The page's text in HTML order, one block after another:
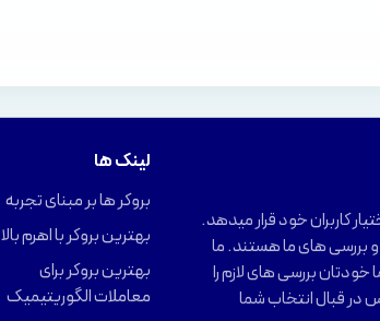
بیش از 7000 بروکر را در اختیار کاربران خود قرار میدهد.
و بررسی های ما هستند. ما
بررسی های لازم را
در قبال انتخاب شما
لینک ها
بروکر ها بر مبنای تجربه
بهترین بروکر با اهرم بالا
بهترین بروکر برای
معاملات الگوریتیمیک